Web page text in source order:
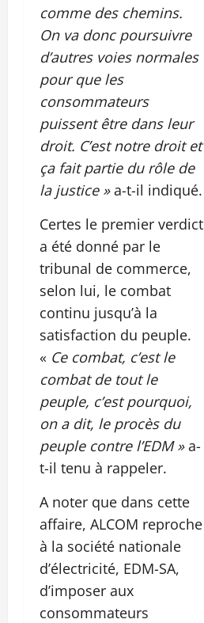
comme des chemins.
On va donc poursuivre
d’autres voies normales
pour que les
consommateurs
puissent être dans leur
droit. C’est notre droit et
ça fait partie du rôle de
la justice »a-t-il indiqué.
Certes le premier verdict
a été donné par le
tribunal de commerce,
selon lui, le combat
continu jusqu’à la
satisfaction du peuple.
« Ce combat, c’est le
combat de tout le
peuple, c’est pourquoi,
on a dit, le procès du
peuple contre l’EDM »a-
t-il tenu à rappeler.
A noter que dans cette
affaire, ALCOM reproche
à la société nationale
d’électricité, EDM-SA,
d’imposer aux
consommateurs